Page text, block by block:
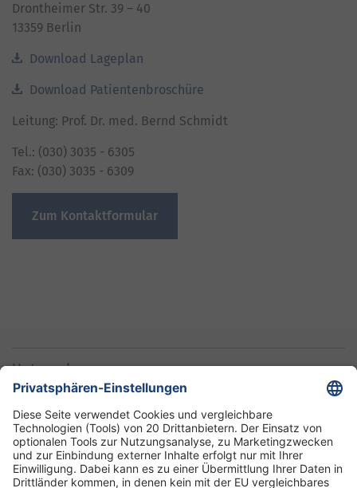
Drontheimer Str. 39 – 40
13359 Berlin
Download Lageplan
Download Patientenbroschüre
Leitung: Prof. Dr. med. Bernd Schmidt
Tel.: (030) 3035 - 6305
Fax: (030) 3035 - 6309
Zum Kontaktformular
Unternehmen
Informationen
Standorte